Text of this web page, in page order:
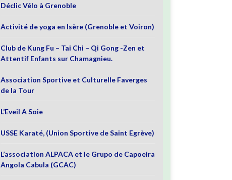
Déclic Vélo à Grenoble
Activité de yoga en Isère (Grenoble et Voiron)
Club de Kung Fu – Tai Chi – Qi Gong -Zen et
Attentif Enfants sur Chamagnieu.
Association Sportive et Culturelle Faverges
de la Tour
L’Eveil A Soie
USSE Karaté, (Union Sportive de Saint Egrève)
L’association ALPACA et le Grupo de Capoeira
Angola Cabula (GCAC)